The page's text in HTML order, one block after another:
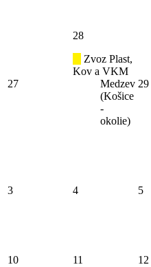
27
28
Zvoz Plast,
Kov a VKM
Medzev
(Košice
-
okolie)
29
3 4 5
10 11 12